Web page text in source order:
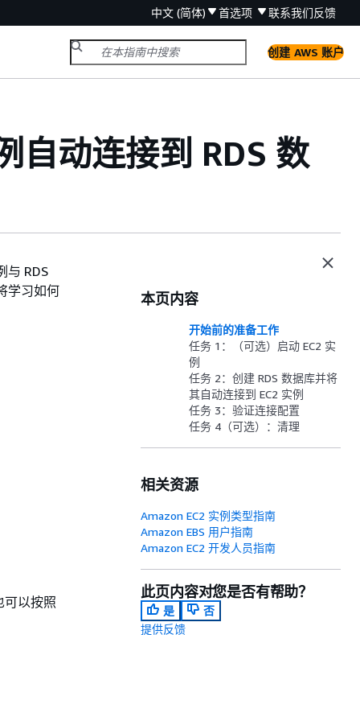
中文 (简体) 首选项 联系我们反馈
创建 AWS 账户
自动连接到 RDS 数
与 RDS
学习如何
可以按照
本页内容
开始前的准备工作
任务 1：（可选）启动 EC2 实
例
任务 2：创建 RDS 数据库并将
其自动连接到 EC2 实例
任务 3：验证连接配置
任务 4（可选）：清理
相关资源
Amazon EC2 实例类型指南
Amazon EBS 用户指南
Amazon EC2 开发人员指南
此页内容对您是否有帮助？
是
否
提供反馈